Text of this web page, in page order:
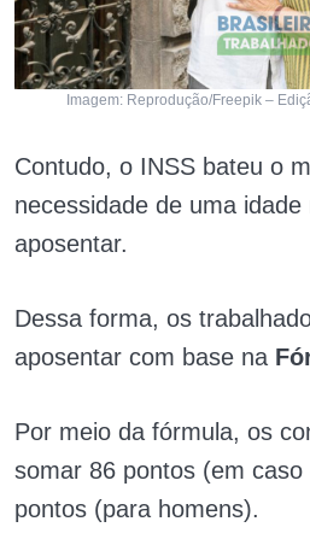
Imagem: Reprodução/Freepik –
Contudo, o INSS bateu o
necessidade de uma
aposentar.
Dessa forma, os
aposentar com base na
Por meio da fórmula, os
somar 86 pontos (em
pontos (para homens).